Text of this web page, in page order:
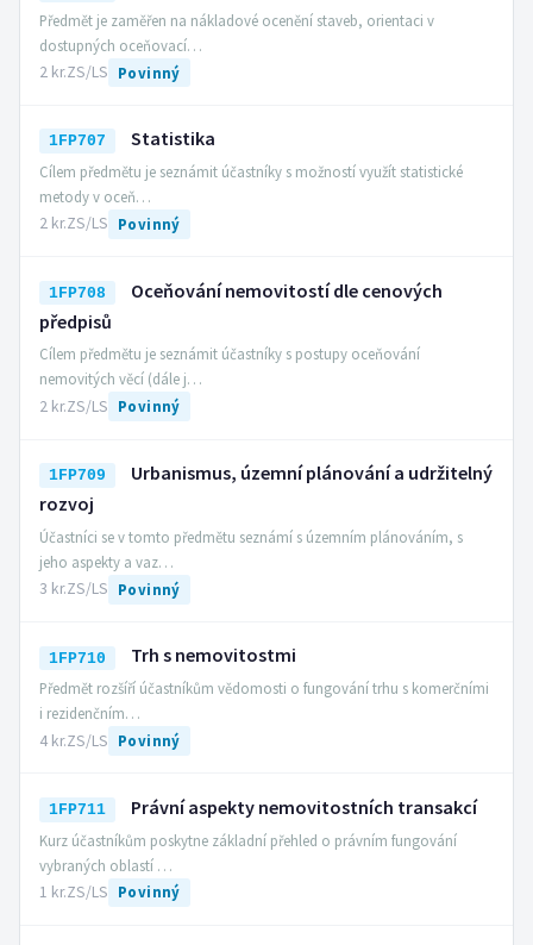
Předmět je zaměřen na nákladové ocenění staveb, orientaci v
dostupných oceňovací…
2 kr.ZS/LS Povinný
1FP707 Statistika
Cílem předmětu je seznámit účastníky s možností využít statistické
metody v oceň…
2 kr.ZS/LS Povinný
1FP708
Oceňování nemovitostí dle cenových
předpisů
Cílem předmětu je seznámit účastníky s postupy oceňování
nemovitých věcí (dále j…
2 kr.ZS/LS Povinný
1FP709
Urbanismus, územní plánování a udržitelný
rozvoj
Účastníci se v tomto předmětu seznámí s územním plánováním, s
jeho aspekty a vaz…
3 kr.ZS/LS Povinný
1FP710 Trh s nemovitostmi
Předmět rozšíří účastníkům vědomosti o fungování trhu s komerčními
i rezidenčním…
4 kr.ZS/LS Povinný
1FP711 Právní aspekty nemovitostních transakcí
Kurz účastníkům poskytne základní přehled o právním fungování
vybraných oblastí …
1 kr.ZS/LS Povinný